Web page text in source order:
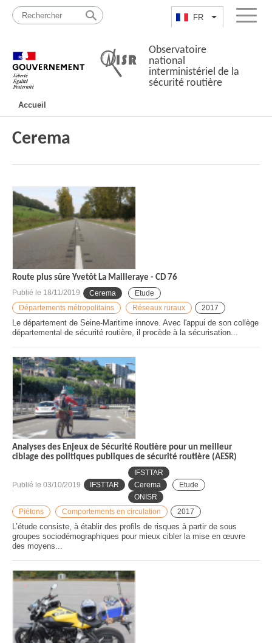
Passer
contenu
FR Lister lesMenu
Observatoire
national
interministériel de la
sécurité routière
principale
Accueil
Cerema
Route plus sûre Yvetôt La Mailleraye - CD 76
Publié le 18/11/2019 Cerema
Etude
Départements métropolitains
Réseaux ruraux 2017
Le département de Seine-Maritime innove. Avec l'appui de son collège
départemental de sécurité routière, il procède à la sécurisation...
Analyses des Enjeux de Sécurité Routière pour un meilleur
ciblage des politiques publiques de sécurité routière (AESR)
Publié le 03/10/2019 IFSTTAR
IFSTTAR
Cerema
ONISR
Etude
Piétons Comportements en circulation 2017
L’étude consiste, à établir des profils de risques à partir de sous
groupes sociodémographiques pour mieux cibler la mise en œuvre
des moyens...